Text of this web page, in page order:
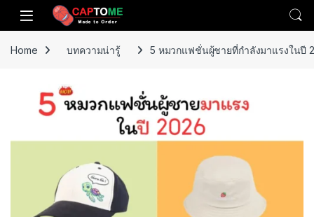
Skip to navigation
Skip to content
Open
Home บทความน่ารู้ 5 หมวกแฟชั่นผู้ชายที่กำลังมาแรงในปี